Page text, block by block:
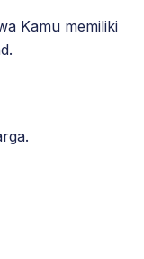
Kamu memiliki